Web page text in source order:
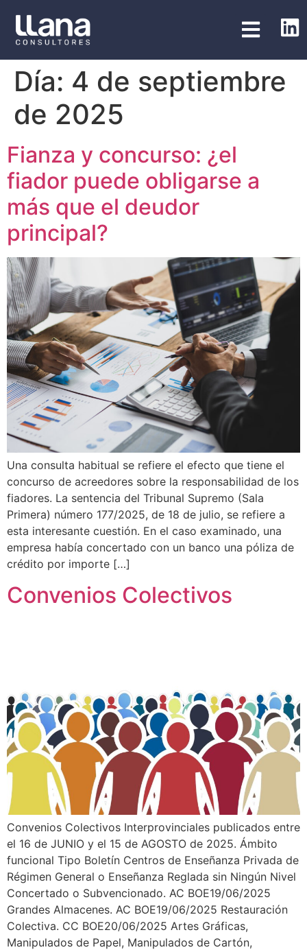
Día: 4 de septiembre
de 2025
Fianza y concurso: ¿el
fiador puede obligarse a
más que el deudor
principal?
Una consulta habitual se refiere el efecto que tiene el
concurso de acreedores sobre la responsabilidad de los
fiadores. La sentencia del Tribunal Supremo (Sala
Primera) número 177/2025, de 18 de julio, se refiere a
esta interesante cuestión. En el caso examinado, una
empresa había concertado con un banco una póliza de
crédito por importe […]
Convenios Colectivos
Convenios Colectivos Interprovinciales publicados entre
el 16 de JUNIO y el 15 de AGOSTO de 2025. Ámbito
funcional Tipo Boletín Centros de Enseñanza Privada de
Régimen General o Enseñanza Reglada sin Ningún Nivel
Concertado o Subvencionado. AC BOE19/06/2025
Grandes Almacenes. AC BOE19/06/2025 Restauración
Colectiva. CC BOE20/06/2025 Artes Gráficas,
Manipulados de Papel, Manipulados de Cartón,